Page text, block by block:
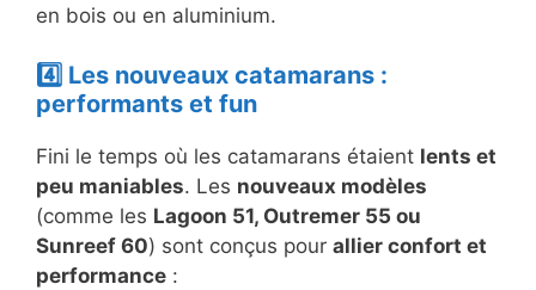
en bois ou en aluminium.
4️⃣ Les nouveaux catamarans :
performants et fun
Fini le temps où les catamarans étaient lents et
peu maniables. Les nouveaux modèles
(comme les Lagoon 51, Outremer 55 ou
Sunreef 60) sont conçus pour allier confort et
performance :